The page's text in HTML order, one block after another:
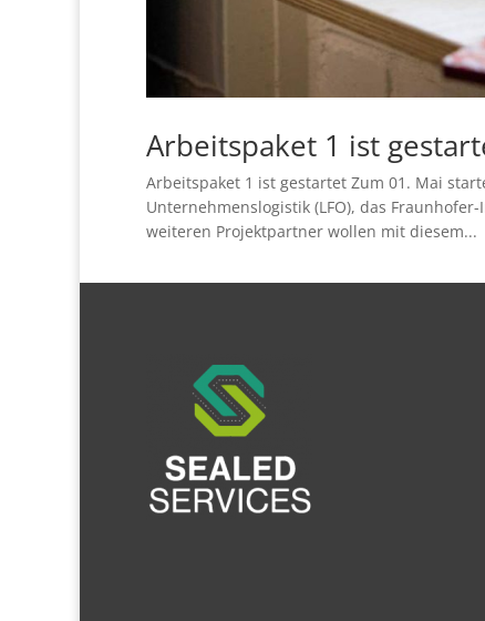
Arbeitspaket 1 ist
Arbeitspaket 1 ist gestartet Zum 01. Mai
Unternehmenslogistik (LFO), das
weiteren Projektpartner wollen mit diesem...